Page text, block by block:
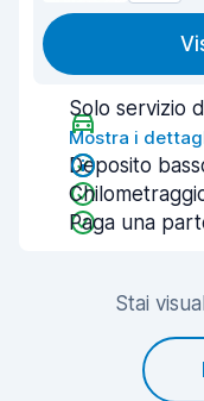
Solo servizio
Mostra i
Deposito
Paga una
Stai